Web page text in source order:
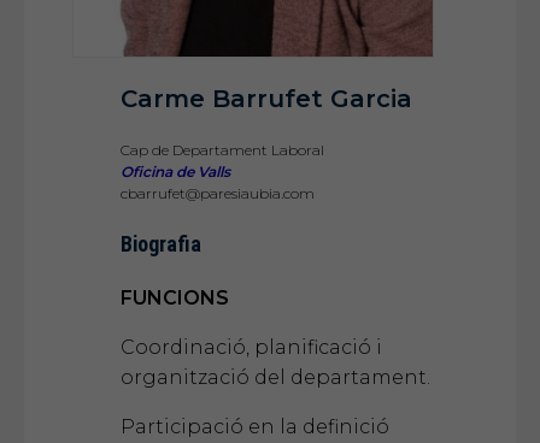
Carme Barrufet Garcia
Cap de Departament Laboral
Oficina de Valls
cbarrufet@paresiaubia.com
Biografia
FUNCIONS
Coordinació, planificació i
organització del departament.
Participació en la definició